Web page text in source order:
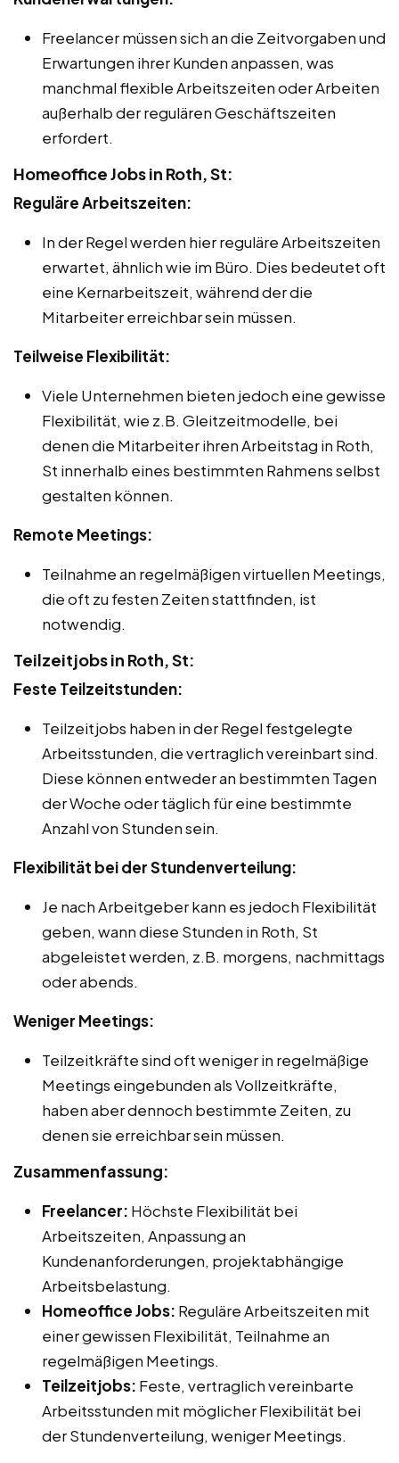
Freelancer müssen sich an die Zeitvorgaben und
Erwartungen ihrer Kunden anpassen, was
manchmal flexible Arbeitszeiten oder Arbeiten
außerhalb der regulären Geschäftszeiten
erfordert.
Homeoffice Jobs in Roth, St:
Reguläre Arbeitszeiten:
In der Regel werden hier reguläre Arbeitszeiten
erwartet, ähnlich wie im Büro. Dies bedeutet oft
eine Kernarbeitszeit, während der die
Mitarbeiter erreichbar sein müssen.
Teilweise Flexibilität:
Viele Unternehmen bieten jedoch eine gewisse
Flexibilität, wie z.B. Gleitzeitmodelle, bei
denen die Mitarbeiter ihren Arbeitstag in Roth,
St innerhalb eines bestimmten Rahmens selbst
gestalten können.
Remote Meetings:
Teilnahme an regelmäßigen virtuellen Meetings,
die oft zu festen Zeiten stattfinden, ist
notwendig.
Teilzeitjobs in Roth, St:
Feste Teilzeitstunden:
Teilzeitjobs haben in der Regel festgelegte
Arbeitsstunden, die vertraglich vereinbart sind.
Diese können entweder an bestimmten Tagen
der Woche oder täglich für eine bestimmte
Anzahl von Stunden sein.
Flexibilität bei der Stundenverteilung:
Je nach Arbeitgeber kann es jedoch Flexibilität
geben, wann diese Stunden in Roth, St
abgeleistet werden, z.B. morgens, nachmittags
oder abends.
Weniger Meetings:
Teilzeitkräfte sind oft weniger in regelmäßige
Meetings eingebunden als Vollzeitkräfte,
haben aber dennoch bestimmte Zeiten, zu
denen sie erreichbar sein müssen.
Zusammenfassung:
Freelancer: Höchste Flexibilität bei
Arbeitszeiten, Anpassung an
Kundenanforderungen, projektabhängige
Arbeitsbelastung.
Homeoffice Jobs: Reguläre Arbeitszeiten mit
einer gewissen Flexibilität, Teilnahme an
regelmäßigen Meetings.
Teilzeitjobs: Feste, vertraglich vereinbarte
Arbeitsstunden mit möglicher Flexibilität bei
der Stundenverteilung, weniger Meetings.